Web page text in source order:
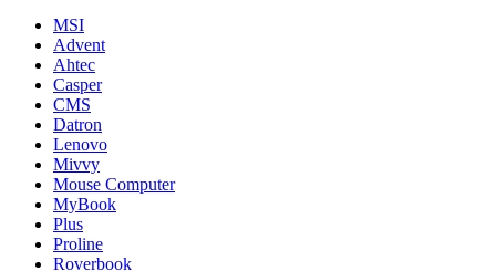
MSI
Advent
Ahtec
Casper
CMS
Datron
Lenovo
Mivvy
Mouse Computer
MyBook
Plus
Proline
Roverbook